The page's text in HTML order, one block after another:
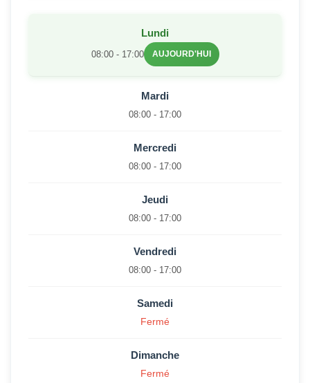
Lundi
08:00 - 17:00 AUJOURD'HUI
Mardi
08:00 - 17:00
Mercredi
08:00 - 17:00
Jeudi
08:00 - 17:00
Vendredi
08:00 - 17:00
Samedi
Fermé
Dimanche
Fermé